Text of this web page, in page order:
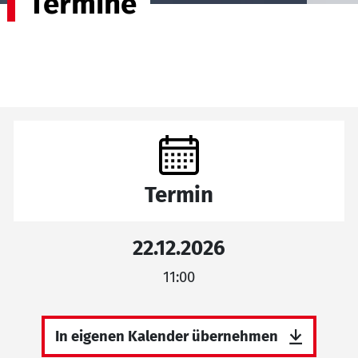
Termin
22.12.2026
11:00
In eigenen Kalender übernehmen